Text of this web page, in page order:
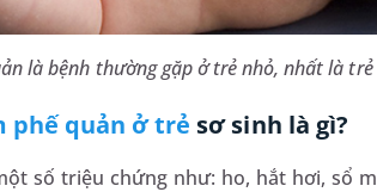
là bệnh thường gặp ở trẻ nhỏ, nhất là trẻ
phế quản ở trẻ sơ sinh là gì?
số triệu chứng như: ho, hắt hơi, sổ